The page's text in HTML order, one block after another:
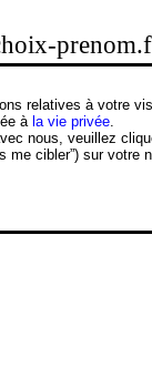
relatives à votre
àla vie privée
nous, veuillez
me cibler”) sur